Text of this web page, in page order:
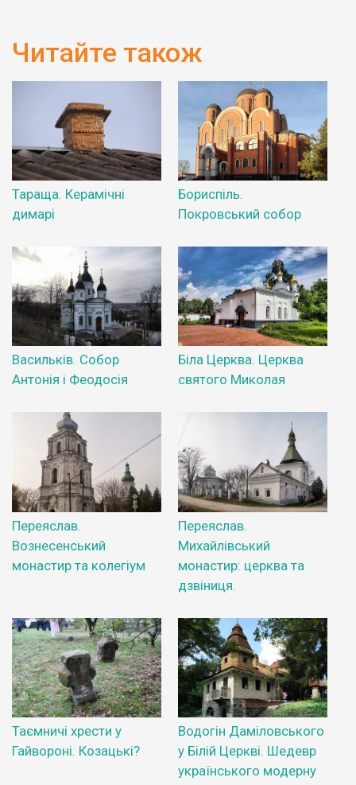
Читайте також
Тараща. Керамічні
димарі
Бориспіль.
Покровський собор
Васильків. Собор
Антонія і Феодосія
Біла Церква. Церква
святого Миколая
Переяслав.
Вознесенський
монастир та колегіум
Переяслав.
Михайлівський
монастир: церква та
дзвіниця.
Таємничі хрести у
Гайвороні. Козацькі?
Водогін Даміловського
у Білій Церкві. Шедевр
українського модерну